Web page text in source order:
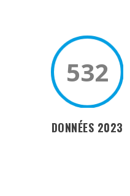
532
DONNÉES 2023